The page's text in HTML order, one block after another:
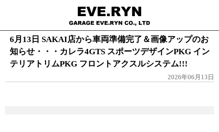
6月13日 SAKAI店から車両準備完了＆画像アップのお
知らせ・・・カレラ4GTS スポーツデザインPKG イン
テリアトリムPKG フロントアクスルシステム!!!
2026年06月13日